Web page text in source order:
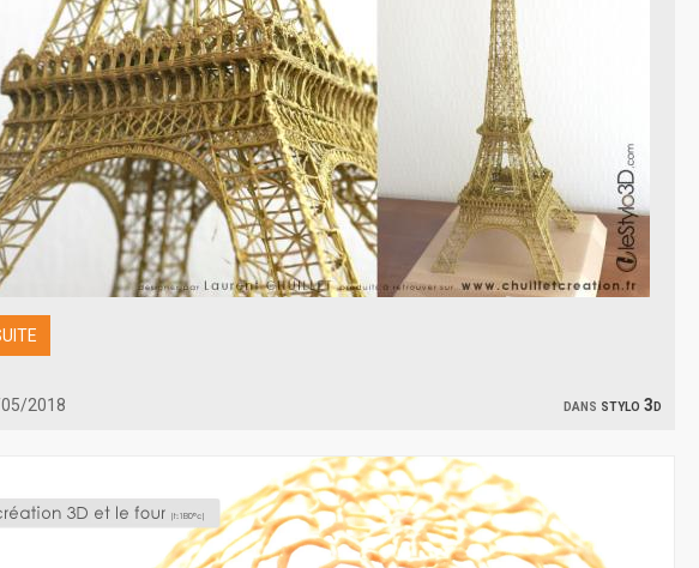
2018 dans stylo 3d